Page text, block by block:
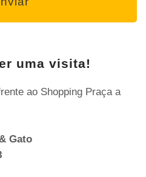
uma visita!
ao Shopping Praça a
Gato